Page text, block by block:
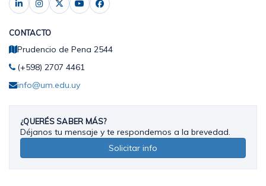
CONTACTO
Prudencio de Pena 2544
(+598) 2707 4461
info@um.edu.uy
¿QUERÉS SABER MÁS?
Déjanos tu mensaje y te respondemos a la brevedad.
Solicitar info